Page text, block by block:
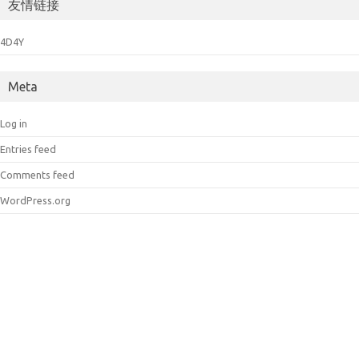
友情链接
4D4Y
Meta
Log in
Entries feed
Comments feed
WordPress.org